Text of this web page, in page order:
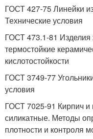
ГОСТ 427-75 Линейки
Технические условия
ГОСТ 473.1-81 Изделия
термостойкие
кислотостойкости
ГОСТ 3749-77
условия
ГОСТ 7025-91 Кирпич и
силикатные. Методы
плотности и контроля